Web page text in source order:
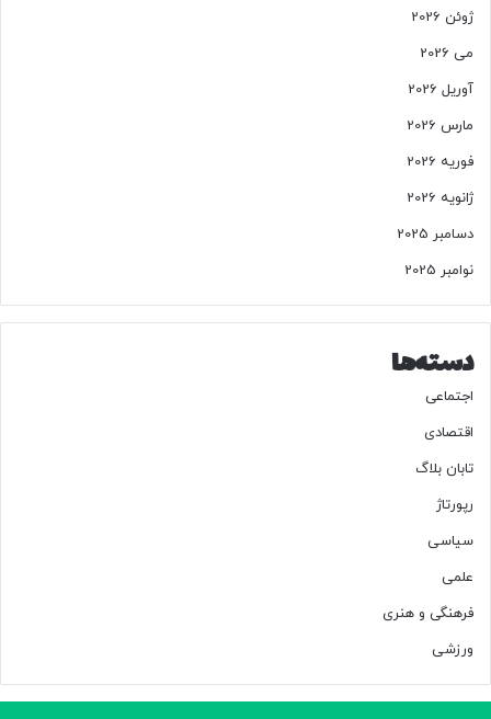
ژوئن 2026
می 2026
آوریل 2026
مارس 2026
فوریه 2026
ژانویه 2026
دسامبر 2025
نوامبر 2025
دسته‌ها
اجتماعی
اقتصادی
تابان بلاگ
رپورتاژ
سیاسی
علمی
فرهنگی و هنری
ورزشی